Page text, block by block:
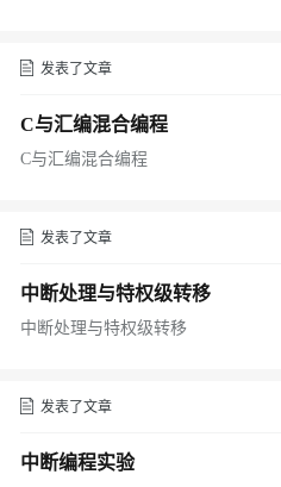
发表了文章
C与汇编混合编程
C与汇编混合编程
发表了文章
中断处理与特权级转移
中断处理与特权级转移
发表了文章
中断编程实验